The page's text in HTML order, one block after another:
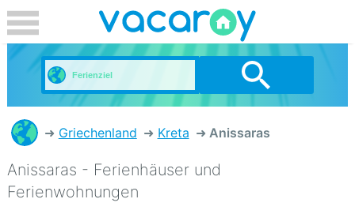
Griechenland Kreta Anissaras
Anissaras - Ferienhäuser und
Ferienwohnungen